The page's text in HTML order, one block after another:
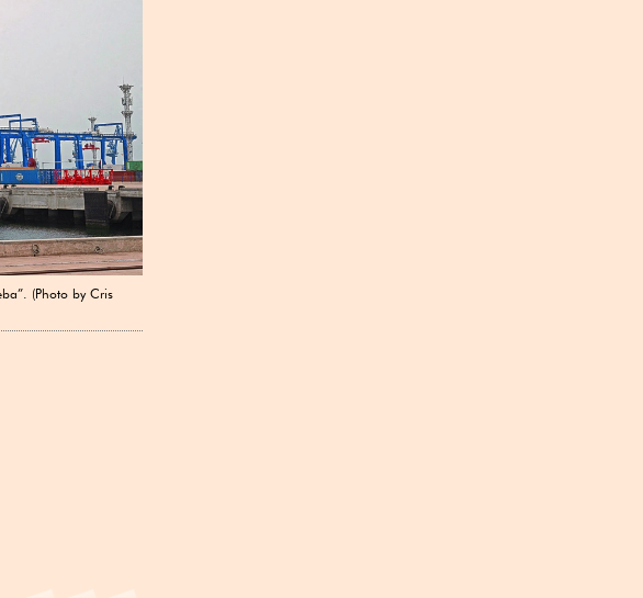
(Photo by Cris